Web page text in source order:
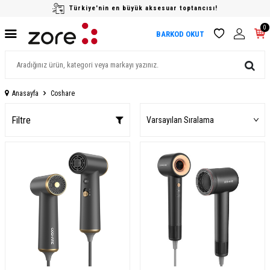
Türkiye'nin en büyük aksesuar toptancısı!
BARKOD OKUT
0
Anasayfa Coshare
Filtre